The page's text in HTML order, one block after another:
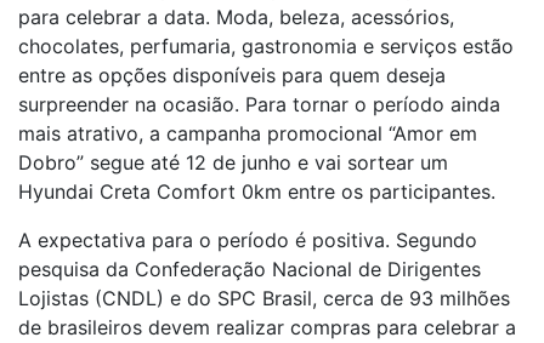
para celebrar a data. Moda, beleza, acessórios,
chocolates, perfumaria, gastronomia e serviços estão
entre as opções disponíveis para quem deseja
surpreender na ocasião. Para tornar o período ainda
mais atrativo, a campanha promocional “Amor em
Dobro” segue até 12 de junho e vai sortear um
Hyundai Creta Comfort 0km entre os participantes.
A expectativa para o período é positiva. Segundo
pesquisa da Confederação Nacional de Dirigentes
Lojistas (CNDL) e do SPC Brasil, cerca de 93 milhões
de brasileiros devem realizar compras para celebrar a